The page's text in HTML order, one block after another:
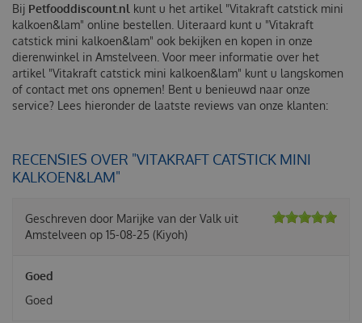
Bij Petfooddiscount.nl kunt u het artikel "Vitakraft catstick mini
kalkoen&lam" online bestellen. Uiteraard kunt u "Vitakraft
catstick mini kalkoen&lam" ook bekijken en kopen in onze
dierenwinkel in Amstelveen. Voor meer informatie over het
artikel "Vitakraft catstick mini kalkoen&lam" kunt u langskomen
of contact met ons opnemen! Bent u benieuwd naar onze
service? Lees hieronder de laatste reviews van onze klanten:
RECENSIES OVER "VITAKRAFT CATSTICK MINI
KALKOEN&LAM"
Geschreven door Marijke van der Valk uit
Amstelveen op 15-08-25 (Kiyoh)
Goed
Goed